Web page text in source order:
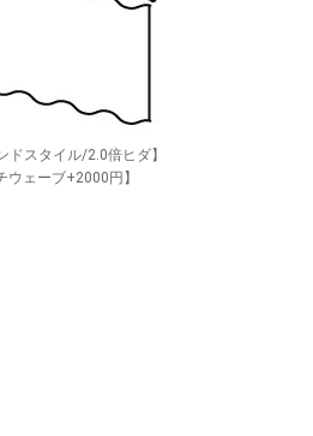
ドスタイル/2.0倍ヒダ】
ウェーブ+2000円】